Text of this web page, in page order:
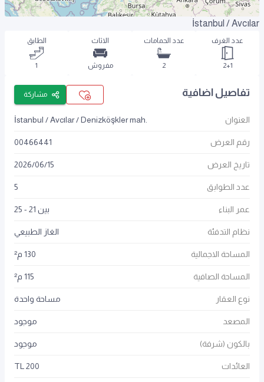
İstanbul / Avcılar
عدد الغرف
2+1
عدد الحمامات
2
الاثاث
مفروش
الطابق
1
تفاصيل اضافية مشاركة
العنوان İstanbul / Avcılar / Denizköşkler mah.
رقم العرض 00466441
تاريخ العرض 2026/06/15
عدد الطوابق 5
عمر البناء بين 21 - 25
نظام التدفئة الغاز الطبيعي
المساحة الاجمالية 130 م²
المساحة الصافية 115 م²
نوع العقار مساحة واحدة
المصعد موجود
بالكون (شرفة) موجود
العائدات 200 TL